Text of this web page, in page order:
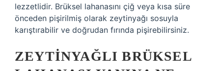
lezzetlidir. Brüksel lahanasını çiğ veya kısa süre
önceden pişirilmiş olarak zeytinyağı sosuyla
karıştırabilir ve doğrudan fırında pişirebilirsiniz.
ZEYTINYAĞLI BRÜKSEL